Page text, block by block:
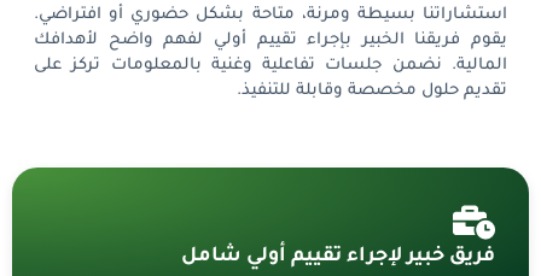
استشاراتنا بسيطة ومرنة، متاحة بشكل حضوري أو افتراضي.
يقوم فريقنا الخبير بإجراء تقييم أولي لفهم واضح لأهدافك
المالية. نضمن جلسات تفاعلية وغنية بالمعلومات تركز على
تقديم حلول مخصصة وقابلة للتنفيذ.
فريق خبير لإجراء تقييم أولي شامل